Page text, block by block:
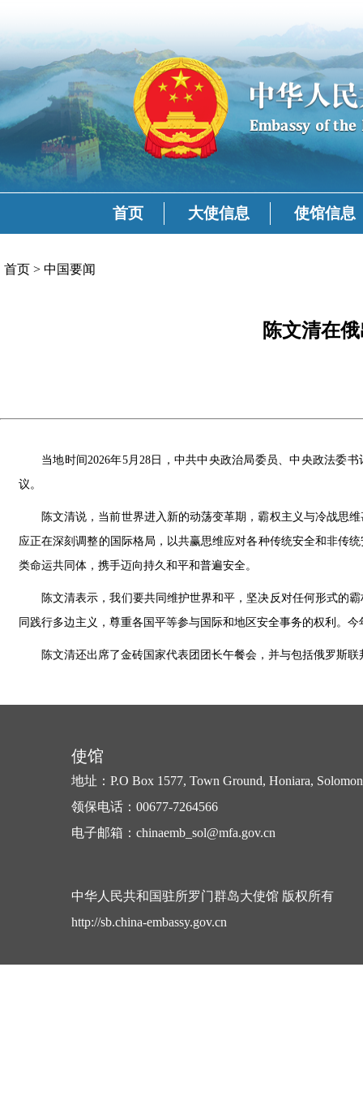
首页 大使信息 使馆信息
首页 > 中国要闻
陈文清在
当地时间2026年5月28日，中共中央政治局委员、中央政法委
议。
陈文清说，当前世界进入新的动荡变革期，霸权主义与冷战思
应正在深刻调整的国际格局，以共赢思维应对各种传统安全和非传
类命运共同体，携手迈向持久和平和普遍安全。
陈文清表示，我们要共同维护世界和平，坚决反对任何形式的
同践行多边主义，尊重各国平等参与国际和地区安全事务的权利。
陈文清还出席了金砖国家代表团团长午餐会，并与包括俄罗斯
使馆
地址：P.O Box 1577, Town Ground, Honiara,
领保电话：00677-7264566
电子邮箱：chinaemb_sol@mfa.gov.cn
中华人民共和国驻所罗门群岛大使馆 版权所有
http://sb.china-embassy.gov.cn